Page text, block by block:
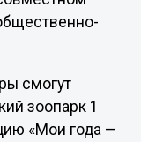
смогут
зоопарк 1
«Мои года —